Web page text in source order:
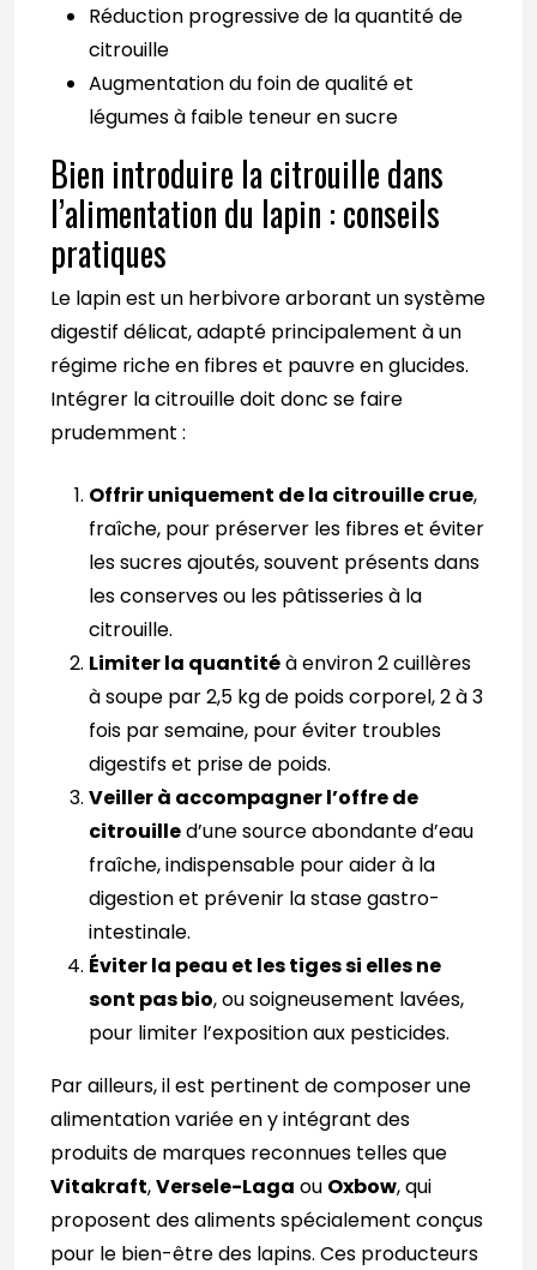
Réduction progressive de la quantité de
citrouille
Augmentation du foin de qualité et
légumes à faible teneur en sucre
Bien introduire la citrouille dans
l’alimentation du lapin : conseils
pratiques
Le lapin est un herbivore arborant un système
digestif délicat, adapté principalement à un
régime riche en fibres et pauvre en glucides.
Intégrer la citrouille doit donc se faire
prudemment :
Offrir uniquement de la citrouille crue,
fraîche, pour préserver les fibres et éviter
les sucres ajoutés, souvent présents dans
les conserves ou les pâtisseries à la
citrouille.
Limiter la quantitéà environ 2 cuillères
à soupe par 2,5 kg de poids corporel, 2 à 3
fois par semaine, pour éviter troubles
digestifs et prise de poids.
Veiller à accompagner l’offre de
citrouilled’une source abondante d’eau
fraîche, indispensable pour aider à la
digestion et prévenir la stase gastro-
intestinale.
Éviter la peau et les tiges si elles ne
sont pas bio, ou soigneusement lavées,
pour limiter l’exposition aux pesticides.
Par ailleurs, il est pertinent de composer une
alimentation variée en y intégrant des
produits de marques reconnues telles que
Vitakraft,Versele-Laga ou Oxbow, qui
proposent des aliments spécialement conçus
pour le bien-être des lapins. Ces producteurs